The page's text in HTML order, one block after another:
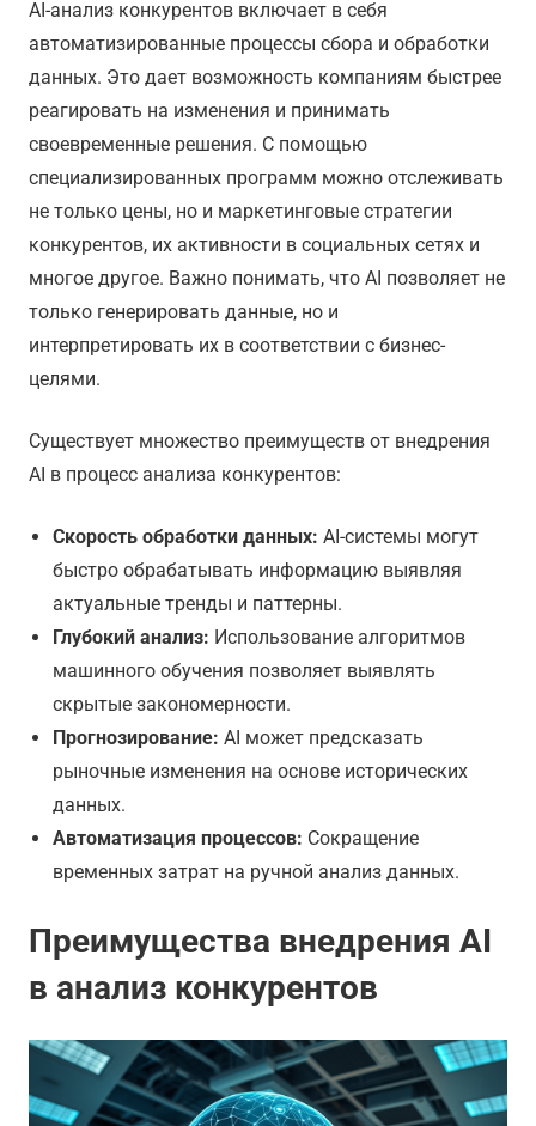
AI-анализ конкурентов включает в себя
автоматизированные процессы сбора и обработки
данных. Это дает возможность компаниям быстрее
реагировать на изменения и принимать
своевременные решения. С помощью
специализированных программ можно отслеживать
не только цены, но и маркетинговые стратегии
конкурентов, их активности в социальных сетях и
многое другое. Важно понимать, что AI позволяет не
только генерировать данные, но и
интерпретировать их в соответствии с бизнес-
целями.
Существует множество преимуществ от внедрения
AI в процесс анализа конкурентов:
Скорость обработки данных: AI-системы могут
быстро обрабатывать информацию выявляя
актуальные тренды и паттерны.
Глубокий анализ: Использование алгоритмов
машинного обучения позволяет выявлять
скрытые закономерности.
Прогнозирование: AI может предсказать
рыночные изменения на основе исторических
данных.
Автоматизация процессов: Сокращение
временных затрат на ручной анализ данных.
Преимущества внедрения AI
в анализ конкурентов